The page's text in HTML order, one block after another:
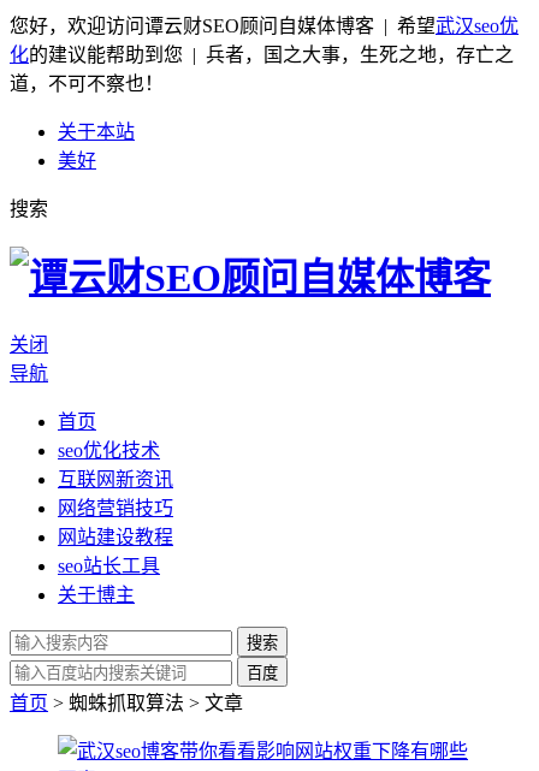
您好，欢迎访问谭云财SEO顾问自媒体博客 | 希望武汉seo优
化的建议能帮助到您 | 兵者，国之大事，生死之地，存亡之
道，不可不察也！
关于本站
美好
搜索
关闭
导航
首页
seo优化技术
互联网新资讯
网络营销技巧
网站建设教程
seo站长工具
关于博主
搜索
百度
首页 > 蜘蛛抓取算法 > 文章